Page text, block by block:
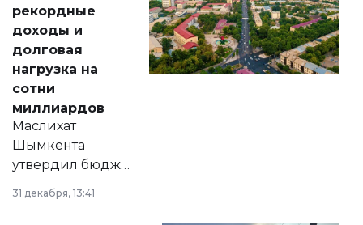
рекордные
доходы и
долговая
нагрузка на
сотни
миллиардов
Маслихат
Шымкента
утвердил бюджет
2028 годы.
31 декабря, 13:41